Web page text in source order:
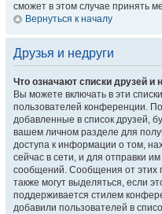
сможет в этом случае принять
Вернуться к началу
Друзья и недруги
Что означают списки друзей и
Вы можете включать в эти
пользователей конференции.
добавленные в список друзей,
вашем личном разделе для
доступа к информации о том,
сейчас в сети, и для отправки
сообщений. Сообщения от этих
также могут выделяться, если
поддерживается стилем
добавили пользователей в